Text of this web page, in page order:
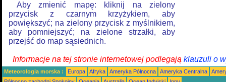
Aby zmienić mapę: kliknij na zielony
przycisk z czarnym krzyżykiem, aby
powiększyć; na zielony przycisk z myślnikiem,
aby pomniejszyć; na zielone strzałki, aby
przejść do map sąsiednich.
Informacje na tej stronie internetowej podlegają klauzuli o
Meteorologia morska : Europa Afryka Ameryka Północna Ameryka Centralna